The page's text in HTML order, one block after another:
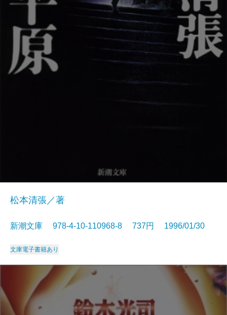
松本清張／著
新潮文庫 978-4-10-110968-8 737円 1996/01/30
文庫電子書籍あり